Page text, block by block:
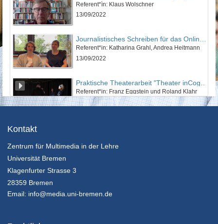
Referent*ìn: Klaus Wolschner
13/09/2022
Journalistisches Schreiben für das Online-Magazin krosse.info
Referent*in: Katharina Grahl, Andrea Heitmann
13/09/2022
Referent*in: Franz Eggstein und Roland Klahr
26/02/2022
Kontakt
Zentrum für Multimedia in der Lehre
Universität Bremen
Klagenfurter Strasse 3
28359 Bremen
Email: info@media.uni-bremen.de